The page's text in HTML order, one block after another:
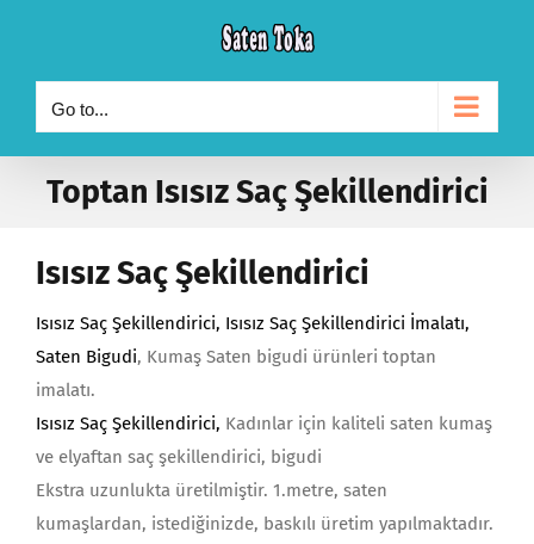
content
Go to...
Toptan Isısız Saç Şekillendirici
Isısız Saç Şekillendirici
Isısız Saç Şekillendirici, Isısız Saç Şekillendirici İmalatı,
Saten Bigudi, Kumaş Saten bigudi ürünleri toptan
imalatı.
Isısız Saç Şekillendirici, Kadınlar için kaliteli saten kumaş
ve elyaftan saç şekillendirici, bigudi
Ekstra uzunlukta üretilmiştir. 1.metre, saten
kumaşlardan, istediğinizde, baskılı üretim yapılmaktadır.